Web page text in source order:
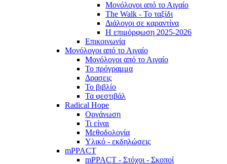
Μονόλογοι από το Αιγαίο
The Walk - Το ταξίδι
Διάλογοι σε καραντίνα
Η επιμόρφωση 2025-2026
Επικοινωνία
Μονόλογοι από το Αιγαίο
Μονόλογοι από το Αιγαίο
Το πρόγραμμα
Δρασεις
Το βιβλίο
Τα φεστιβάλ
Radical Hope
Οργάνωση
Τι είναι
Μεθοδολογία
Υλικό - εκδηλώσεις
mPPACT
mPPACT - Στόχοι - Σκοποί